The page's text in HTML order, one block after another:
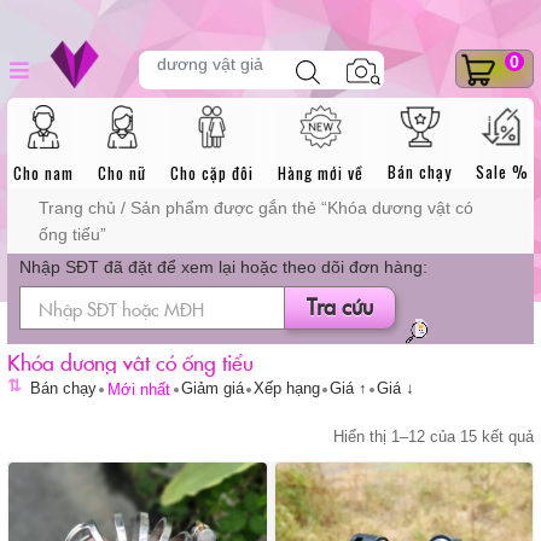
to
content
0
Tìm
kiếm
sản
dương vật giả
Cho nam Cho nữ Cho cặp đôi Hàng mới về Bán chạy Sale %
Trang chủ / Sản phẩm được gắn thẻ “Khóa dương vật có
ống tiểu”
Nhập SĐT đã đặt để xem lại hoặc theo dõi đơn hàng:
Tra cứu
Khóa dương vật có ống tiểu
⇅ Bán chạy Mới nhất Giảm giá Xếp hạng Giá ↑ Giá ↓
Hiển thị 1–12 của 15 kết quả